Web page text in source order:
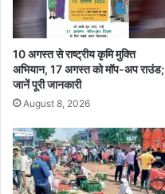
10 अगस्त से राष्ट्रीय कृमि मुक्ति
अभियान, 17 अगस्त को मॉप-अप राउंड;
जानें पूरी जानकारी
August 8, 2026